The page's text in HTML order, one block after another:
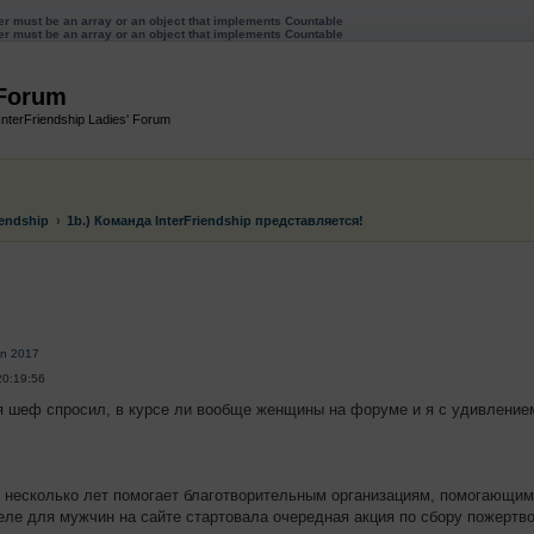
must be an array or an object that implements Countable
must be an array or an object that implements Countable
Ladies' Forum
1b.) Команда InterFriendship представляется!
2017
шеф спросил, в курсе ли вообще женщины на форуме и я с
лет помогает благотворительным организациям,
для мужчин на сайте стартовала очередная акция по сбору